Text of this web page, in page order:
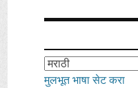
मुलभूत भाषा सेट करा